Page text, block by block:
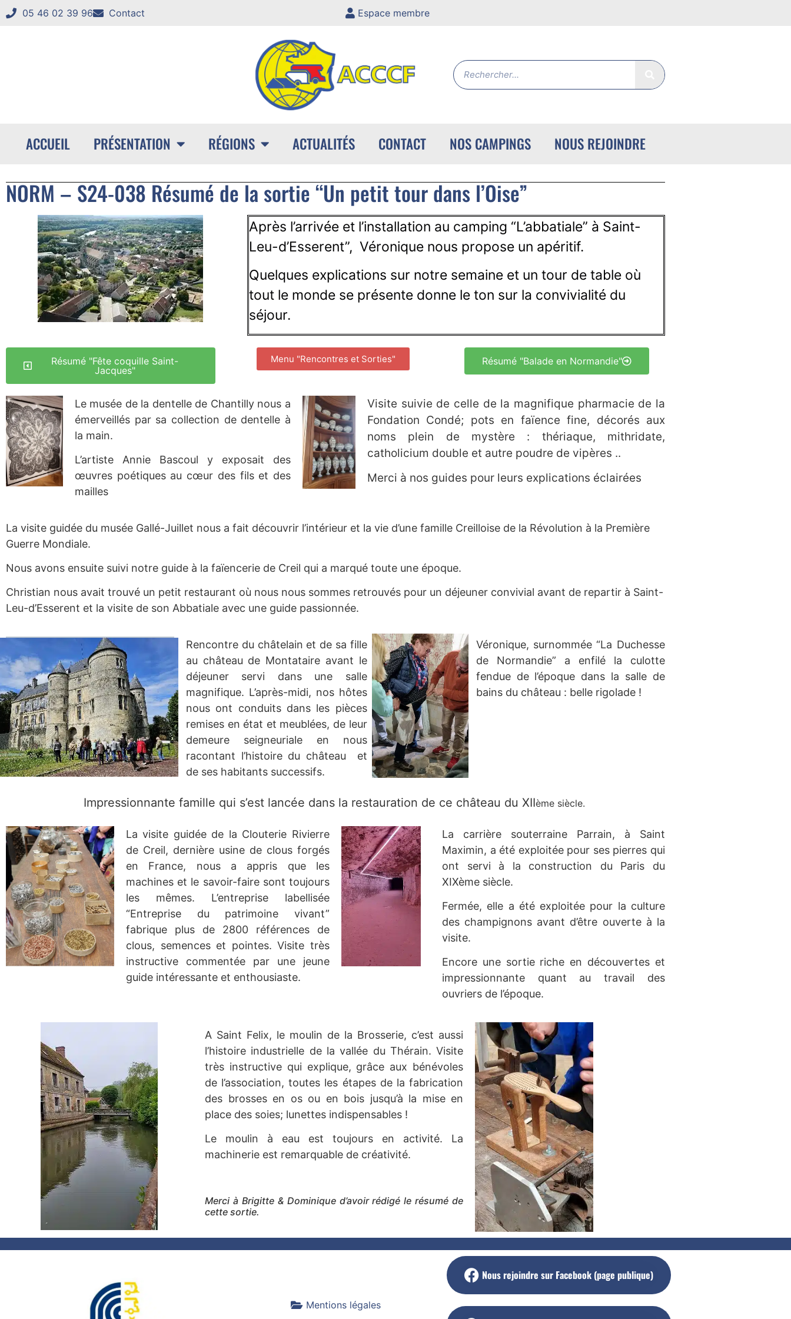
05 46 02 39 96 Contact Espace membre
ACCUEIL PRÉSENTATION RÉGIONS ACTUALITÉS CONTACT NOS CAMPINGS NOUS REJOINDRE
NORM – S24-038 Résumé de la sortie “Un petit tour dans l’Oise”
Après l’arrivée et l’installation au camping “L’abbatiale” à Saint-
Leu-d’Esserent”, Véronique nous propose un apéritif.
Quelques explications sur notre semaine et un tour de table où
tout le monde se présente donne le ton sur la convivialité du
séjour.
Résumé "Fête coquille Saint-
Jacques"
Menu "Rencontres et Sorties" Résumé "Balade en Normandie"
Le musée de la dentelle de Chantilly nous a
émerveillés par sa collection de dentelle à
la main.
L’artiste Annie Bascoul y exposait des
œuvres poétiques au cœur des fils et des
mailles
Visite suivie de celle de la magnifique pharmacie de la
Fondation Condé; pots en faïence fine, décorés aux
noms plein de mystère : thériaque, mithridate,
catholicium double et autre poudre de vipères ..
Merci à nos guides pour leurs explications éclairées
La visite guidée du musée Gallé-Juillet nous a fait découvrir l’intérieur et la vie d’une famille Creilloise de la Révolution à la Première
Guerre Mondiale.
Nous avons ensuite suivi notre guide à la faïencerie de Creil qui a marqué toute une époque.
Christian nous avait trouvé un petit restaurant où nous nous sommes retrouvés pour un déjeuner convivial avant de repartir à Saint-
Leu-d’Esserent et la visite de son Abbatiale avec une guide passionnée.
Rencontre du châtelain et de sa fille
au château de Montataire avant le
déjeuner servi dans une salle
magnifique. L’après-midi, nos hôtes
nous ont conduits dans les pièces
remises en état et meublées, de leur
demeure seigneuriale en nous
racontant l’histoire du château et
de ses habitants successifs.
Véronique, surnommée “La Duchesse
de Normandie” a enfilé la culotte
fendue de l’époque dans la salle de
bains du château : belle rigolade !
Impressionnante famille qui s’est lancée dans la restauration de ce château du XIIème siècle.
La visite guidée de la Clouterie Rivierre
de Creil, dernière usine de clous forgés
en France, nous a appris que les
machines et le savoir-faire sont toujours
les mêmes. L’entreprise labellisée
“Entreprise du patrimoine vivant”
fabrique plus de 2800 références de
clous, semences et pointes. Visite très
instructive commentée par une jeune
guide intéressante et enthousiaste.
La carrière souterraine Parrain, à Saint
Maximin, a été exploitée pour ses pierres qui
ont servi à la construction du Paris du
XIXème siècle.
Fermée, elle a été exploitée pour la culture
des champignons avant d’être ouverte à la
visite.
Encore une sortie riche en découvertes et
impressionnante quant au travail des
ouvriers de l’époque.
A Saint Felix, le moulin de la Brosserie, c’est aussi
l’histoire industrielle de la vallée du Thérain. Visite
très instructive qui explique, grâce aux bénévoles
de l’association, toutes les étapes de la fabrication
des brosses en os ou en bois jusqu’à la mise en
place des soies; lunettes indispensables !
Le moulin à eau est toujours en activité. La
machinerie est remarquable de créativité.
Merci à Brigitte & Dominique d’avoir rédigé le résumé de
cette sortie.
Mentions légales
Nous rejoindre sur Facebook (page publique)